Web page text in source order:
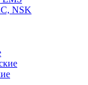
NSK